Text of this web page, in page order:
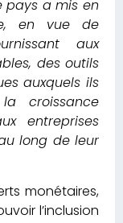
pays a mis en
en vue de
aux
des outils
auxquels ils
croissance
entreprises
long de leur
monétaires,
l’inclusion